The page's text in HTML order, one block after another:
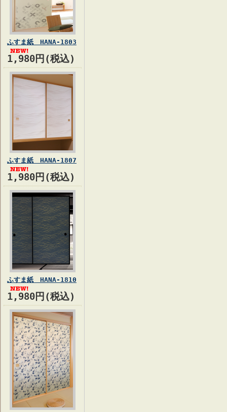
ふすま紙 HANA-1803
1,980円(税込)
ふすま紙 HANA-1807
1,980円(税込)
ふすま紙 HANA-1810
1,980円(税込)